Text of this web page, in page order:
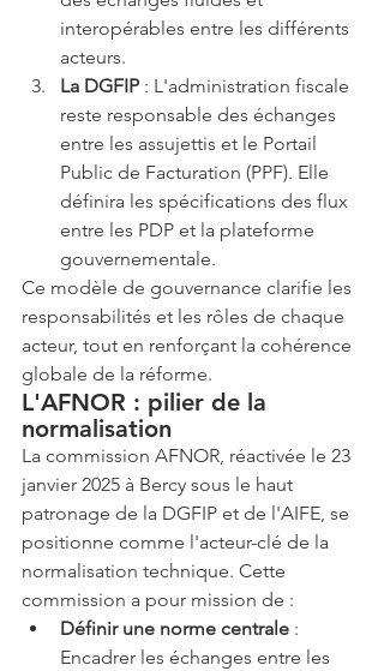
interopérables entre les différents
acteurs.
La DGFIP : L'administration fiscale
reste responsable des échanges
entre les assujettis et le Portail
Public de Facturation (PPF). Elle
définira les spécifications des flux
entre les PDP et la plateforme
gouvernementale.
Ce modèle de gouvernance clarifie les
responsabilités et les rôles de chaque
acteur, tout en renforçant la cohérence
globale de la réforme.
L'AFNOR : pilier de la
normalisation
La commission AFNOR, réactivée le 23
janvier 2025 à Bercy sous le haut
patronage de la DGFIP et de l'AIFE, se
positionne comme l'acteur-clé de la
normalisation technique. Cette
commission a pour mission de :
Définir une norme centrale :
Encadrer les échanges entre les